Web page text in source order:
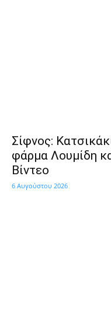
Σίφνος:
φάρμα Λουμίδη
Βίντεο
6 Αυγούστου 2026